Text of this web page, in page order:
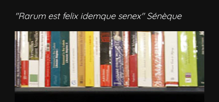
"Rarum est felix idemque senex" Sénèque